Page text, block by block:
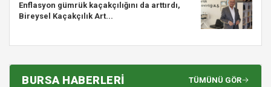
Enflasyon gümrük kaçakçılığını da arttırdı,
Bireysel Kaçakçılık Art...
BURSA HABERLERİ TÜMÜNÜ GÖR